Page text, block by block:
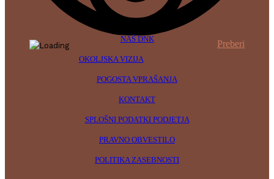
Preberi
NAŠ DNK
OKOLJSKA VIZIJA
POGOSTA VPRAŠANJA
KONTAKT
SPLOŠNI PODATKI PODJETJA
PRAVNO OBVESTILO
POLITIKA ZASEBNOSTI